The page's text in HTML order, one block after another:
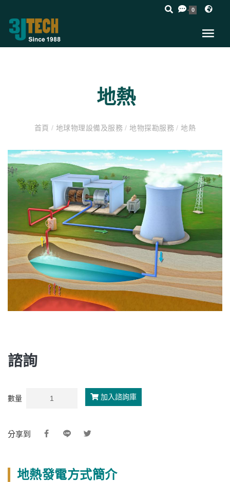
0
地熱
首頁/ 地球物理設備及服務/ 地物探勘服務/ 地熱
諮詢
數量 加入諮詢庫
分享到
地熱發電方式簡介